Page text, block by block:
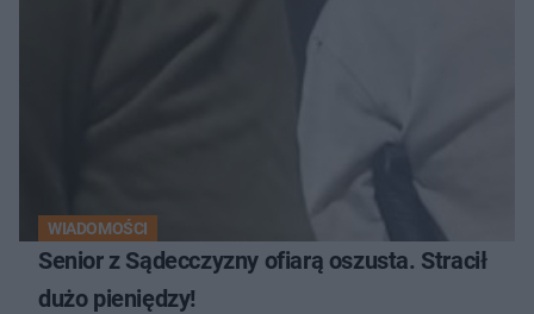
WIADOMOŚCI
Senior z Sądecczyzny ofiarą oszusta. Stracił
dużo pieniędzy!